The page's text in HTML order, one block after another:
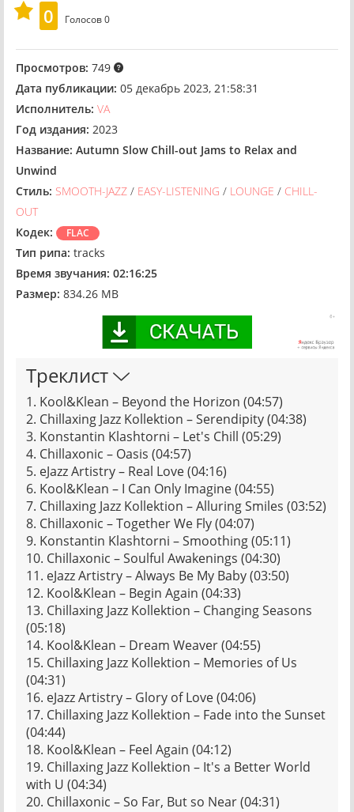
0
Голосов0
Просмотров: 749
Дата публикации: 05 декабрь 2023, 21:58:31
Исполнитель: VA
Год издания: 2023
Название: Autumn Slow Chill-out Jams to Relax and
Unwind
Стиль: SMOOTH-JAZZ / EASY-LISTENING / LOUNGE / CHILL-
OUT
Кодек:
FLAC
Тип рипа: tracks
Время звучания: 02:16:25
Размер: 834.26 MB
Треклист
1. Kool&Klean – Beyond the Horizon (04:57)
2. Chillaxing Jazz Kollektion – Serendipity (04:38)
3. Konstantin Klashtorni – Let's Chill (05:29)
4. Chillaxonic – Oasis (04:57)
5. eJazz Artistry – Real Love (04:16)
6. Kool&Klean – I Can Only Imagine (04:55)
7. Chillaxing Jazz Kollektion – Alluring Smiles (03:52)
8. Chillaxonic – Together We Fly (04:07)
9. Konstantin Klashtorni – Smoothing (05:11)
10. Chillaxonic – Soulful Awakenings (04:30)
11. eJazz Artistry – Always Be My Baby (03:50)
12. Kool&Klean – Begin Again (04:33)
13. Chillaxing Jazz Kollektion – Changing Seasons
(05:18)
14. Kool&Klean – Dream Weaver (04:55)
15. Chillaxing Jazz Kollektion – Memories of Us
(04:31)
16. eJazz Artistry – Glory of Love (04:06)
17. Chillaxing Jazz Kollektion – Fade into the Sunset
(04:44)
18. Kool&Klean – Feel Again (04:12)
19. Chillaxing Jazz Kollektion – It's a Better World
with U (04:34)
20. Chillaxonic – So Far, But so Near (04:31)